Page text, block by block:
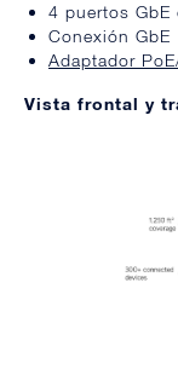
4 puertos GbE
Conexión GbE
Adaptador
Vista frontal y